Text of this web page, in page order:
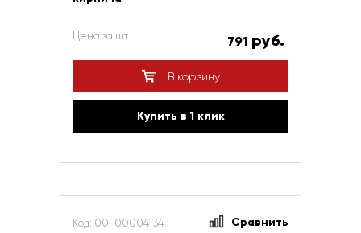
Цена за шт 791 руб.
В корзину
Купить в 1 клик
Код: 00-00004134 Сравнить